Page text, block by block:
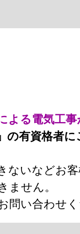
よる電気工
の有資格者
ないなどお
ません。
問い合わせ